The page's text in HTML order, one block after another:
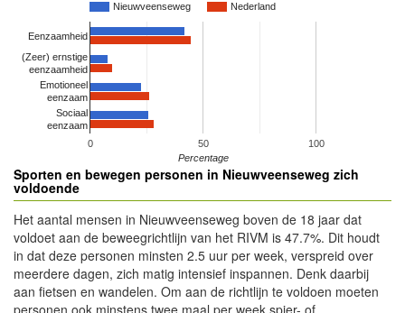
Nieuwveenseweg Nederland
0 50 100
Eenzaamheid
(Zeer) ernstige
eenzaamheid
Emotioneel
eenzaam
Sociaal
eenzaam
Percentage
Sporten en bewegen personen in Nieuwveenseweg zich
voldoende
Het aantal mensen in Nieuwveenseweg boven de 18 jaar dat
voldoet aan de beweegrichtlijn van het RIVM is 47.7%. Dit houdt
in dat deze personen minsten 2.5 uur per week, verspreid over
meerdere dagen, zich matig intensief inspannen. Denk daarbij
aan fietsen en wandelen. Om aan de richtlijn te voldoen moeten
personen ook minstens twee maal per week spier- of